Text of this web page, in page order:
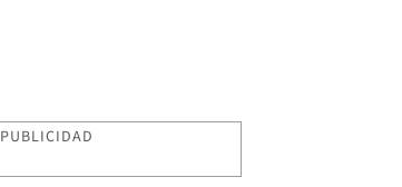
PUBLICIDAD